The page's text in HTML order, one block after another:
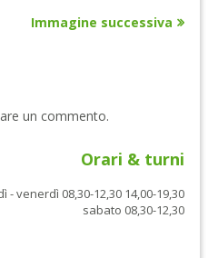
Immagine successiva
un commento.
Orari & turni
- venerdì 08,30-12,30 14,00-19,30
sabato 08,30-12,30